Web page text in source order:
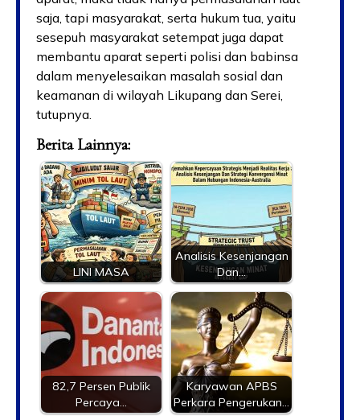
saja, tapi masyarakat, serta hukum tua, yaitu
sesepuh masyarakat setempat juga dapat
membantu aparat seperti polisi dan babinsa
dalam menyelesaikan masalah sosial dan
keamanan di wilayah Likupang dan Serei,
tutupnya.
Berita Lainnya:
LINI MASA
Analisis Kesenjangan
Dan…
82,7 Persen Publik
Percaya…
Karyawan APBS
Perkara Pengerukan…